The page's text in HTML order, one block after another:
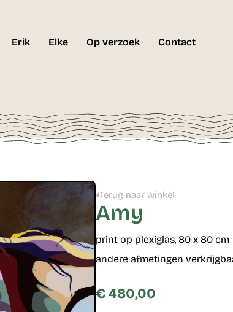
Erik Elke Op verzoek Contact
Terug naar winkel
Amy
print op plexiglas, 80 x 80 cm
andere afmetingen
€480,00